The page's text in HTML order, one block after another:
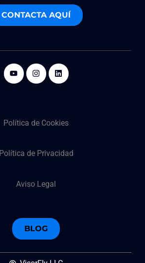
CONTACTA AQUÍ
Política de Cookies
Política de Privacidad
Aviso Legal
BLOG